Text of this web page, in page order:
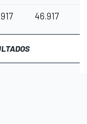
46.917